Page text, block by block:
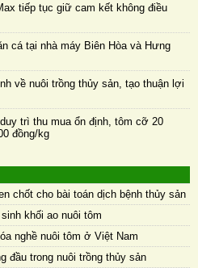
tiếp tục giữ cam kết không điều
cá tại nhà máy Biên Hòa và Hưng
về nuôi trồng thủy sản, tạo thuận lợi
trì thu mua ổn định, tôm cỡ 20
đồng/kg
chốt cho bài toán dịch bệnh thủy sản
khối ao nuôi tôm
nghề nuôi tôm ở Việt Nam
đầu trong nuôi trồng thủy sản